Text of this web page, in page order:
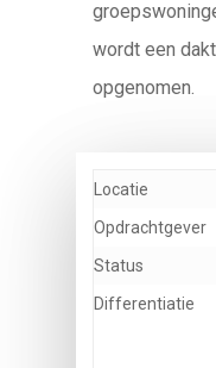
wordt een
opgenomen.
Locatie
Opdrachtgever
Status
Differentiatie